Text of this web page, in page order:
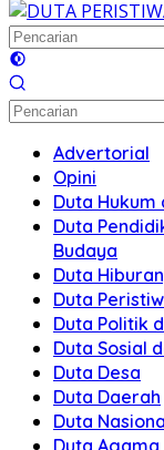
Advertorial
Opini
Duta Hukum
Duta
Budaya
Duta
Duta
Duta Politik
Duta Sosial
Duta Desa
Duta Daerah
Duta
Duta Agama